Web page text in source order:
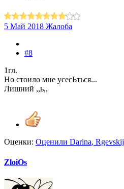
5 Май 2018 Жалоба
#8
1гл.
Но стоило мне усесЬться...
Лишний ,,ь,,
Оценки: Оценили Darina, Rgevskij
ZloiOs